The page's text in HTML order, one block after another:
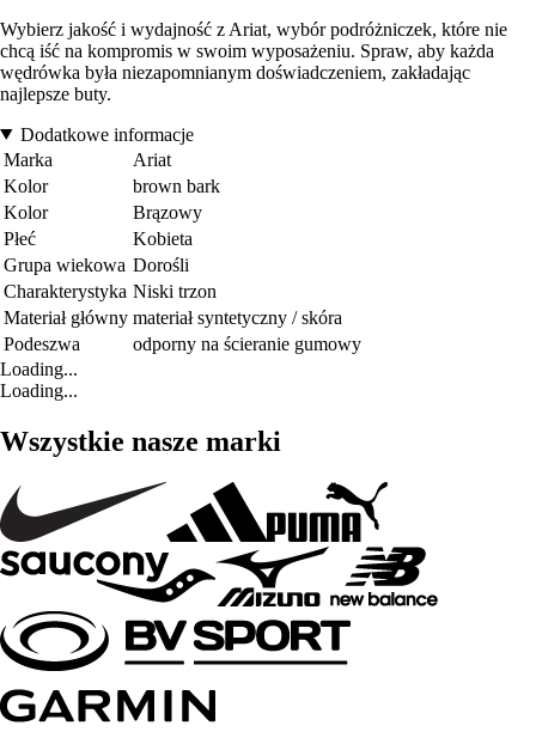
Wybierz jakość i wydajność z Ariat, wybór podróżniczek, które nie
chcą iść na kompromis w swoim wyposażeniu. Spraw, aby każda
wędrówka była niezapomnianym doświadczeniem, zakładając
najlepsze buty.
Dodatkowe informacje
Marka
Ariat
Kolor
brown bark
Kolor
Brązowy
Płeć
Kobieta
Grupa wiekowa Dorośli
Charakterystyka Niski trzon
Materiał główny materiał syntetyczny / skóra
Podeszwa
odporny na ścieranie gumowy
Loading...
Loading...
Wszystkie nasze marki